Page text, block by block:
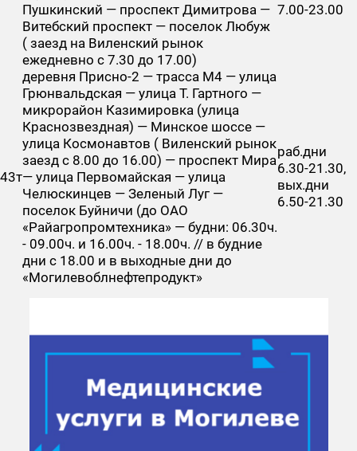
Пушкинский — проспект Димитрова —
Витебский проспект — поселок Любуж
( заезд на Виленский рынок
ежедневно с 7.30 до 17.00)
7.00-23.00
43т
деревня Присно-2 — трасса М4 — улица
Грюнвальдская — улица Т. Гартного —
микрорайон Казимировка (улица
Краснозвездная) — Минское шоссе —
улица Космонавтов ( Виленский рынок
заезд с 8.00 до 16.00) — проспект Мира
— улица Первомайская — улица
Челюскинцев — Зеленый Луг —
поселок Буйничи (до ОАО
«Райагропромтехника» — будни: 06.30ч.
- 09.00ч. и 16.00ч. - 18.00ч. // в будние
дни с 18.00 и в выходные дни до
«Могилевоблнефтепродукт»
раб.дни
6.30-21.30,
вых.дни
6.50-21.30